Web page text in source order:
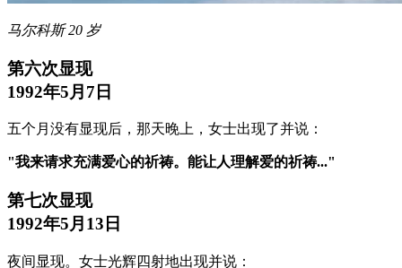
马尔科斯 20 岁
第六次显现
1992年5月7日
五个月没有显现后，那天晚上，女士出现了并说：
"我来请求充满爱心的祈祷。能让人理解爱的祈祷..."
第七次显现
1992年5月13日
夜间显现。女士光辉四射地出现并说：